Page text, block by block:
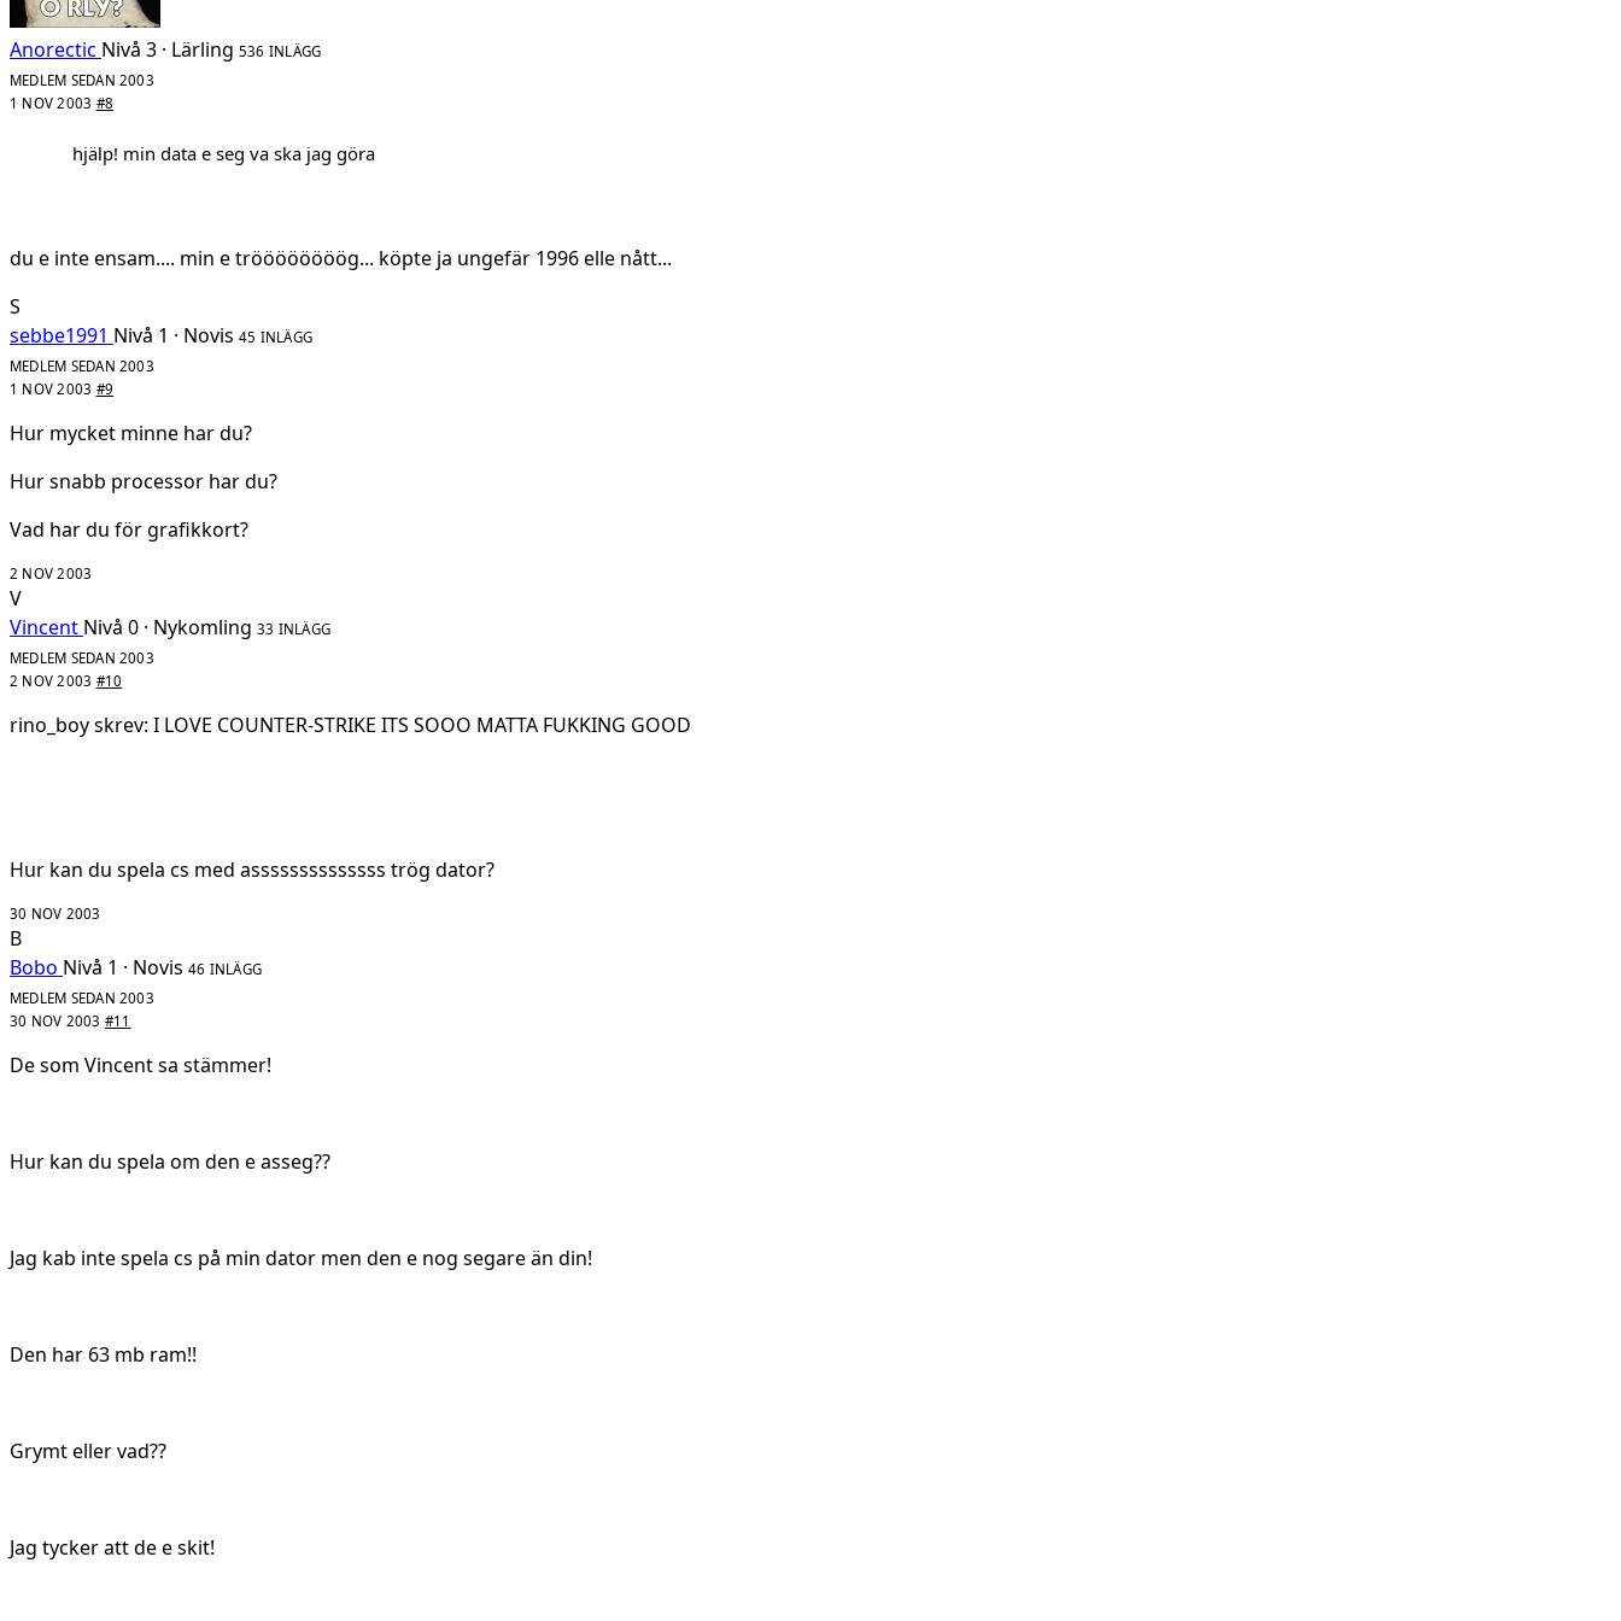
Anorectic Nivå 3 · Lärling 536 INLÄGG
MEDLEM SEDAN 2003
1 NOV 2003 #8
hjälp! min data e seg va ska jag göra
du e inte ensam.... min e tröööööööög... köpte ja ungefär 1996 elle nått...
S
sebbe1991 Nivå 1 · Novis 45 INLÄGG
MEDLEM SEDAN 2003
1 NOV 2003 #9
Hur mycket minne har du?
Hur snabb processor har du?
Vad har du för grafikkort?
2 NOV 2003
V
Vincent Nivå 0 · Nykomling 33 INLÄGG
MEDLEM SEDAN 2003
2 NOV 2003 #10
rino_boy skrev: I LOVE COUNTER-STRIKE ITS SOOO MATTA FUKKING GOOD
Hur kan du spela cs med assssssssssssss trög dator?
30 NOV 2003
B
Bobo Nivå 1 · Novis 46 INLÄGG
MEDLEM SEDAN 2003
30 NOV 2003 #11
De som Vincent sa stämmer!
Hur kan du spela om den e asseg??
Jag kab inte spela cs på min dator men den e nog segare än din!
Den har 63 mb ram!!
Grymt eller vad??
Jag tycker att de e skit!